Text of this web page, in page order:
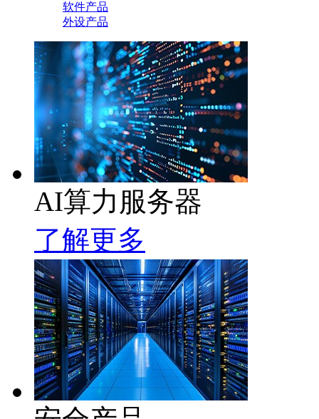
软件产品
外设产品
AI算力服务器
了解更多